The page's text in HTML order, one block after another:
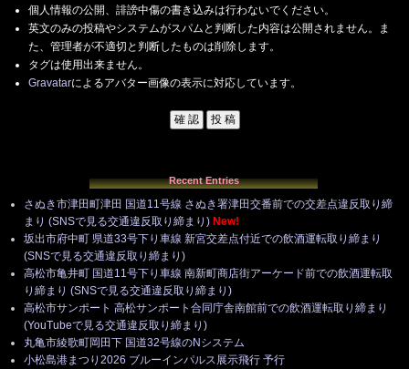
個人情報の公開、誹謗中傷の書き込みは行わないでください。
英文のみの投稿やシステムがスパムと判断した内容は公開されません。ま
た、管理者が不適切と判断したものは削除します。
タグは使用出来ません。
Gravatarによるアバター画像の表示に対応しています。
Recent Entries
さぬき市津田町津田 国道11号線 さぬき署津田交番前での交差点違反取り締
まり (SNSで見る交通違反取り締まり) New!
坂出市府中町 県道33号下り車線 新宮交差点付近での飲酒運転取り締まり
(SNSで見る交通違反取り締まり)
高松市亀井町 国道11号下り車線 南新町商店街アーケード前での飲酒運転取
り締まり (SNSで見る交通違反取り締まり)
高松市サンポート 高松サンポート合同庁舎南館前での飲酒運転取り締まり
(YouTubeで見る交通違反取り締まり)
丸亀市綾歌町岡田下 国道32号線のNシステム
小松島港まつり2026 ブルーインパルス展示飛行 予行